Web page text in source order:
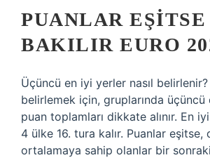
PUANLAR EŞITSE
BAKILIR EURO
Üçüncü en iyi yerler nasıl
belirlemek için, gruplarında
puan toplamları dikkate alınır. En
4 ülke 16. tura kalır. Puanlar eşitse,
ortalamaya sahip olanlar bir